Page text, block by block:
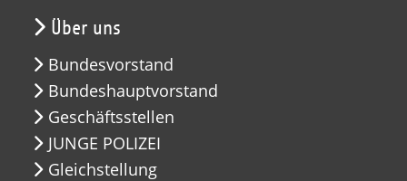
Über uns
Bundesvorstand
Bundeshauptvorstand
Geschäftsstellen
JUNGE POLIZEI
Gleichstellung